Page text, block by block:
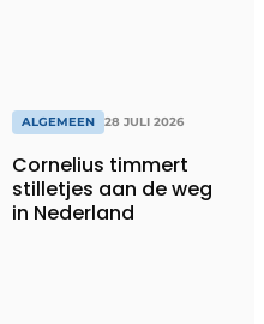
ALGEMEEN 28 JULI 2026
Cornelius timmert
stilletjes aan de weg
in Nederland